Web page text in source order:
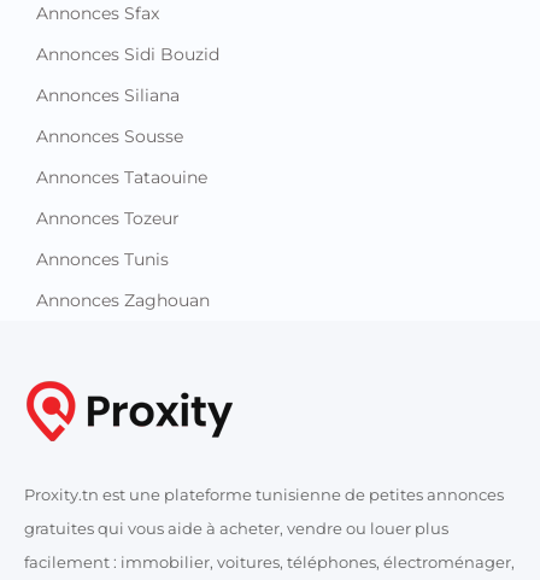
Annonces Sfax
Annonces Sidi Bouzid
Annonces Siliana
Annonces Sousse
Annonces Tataouine
Annonces Tozeur
Annonces Tunis
Annonces Zaghouan
Proxity.tn est une plateforme tunisienne de petites annonces
gratuites qui vous aide à acheter, vendre ou louer plus
facilement : immobilier, voitures, téléphones, électroménager,